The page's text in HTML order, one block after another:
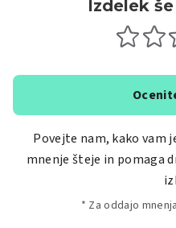
Izdelek
Povejte nam, kako vam
mnenje šteje in pomaga
* Za oddajo